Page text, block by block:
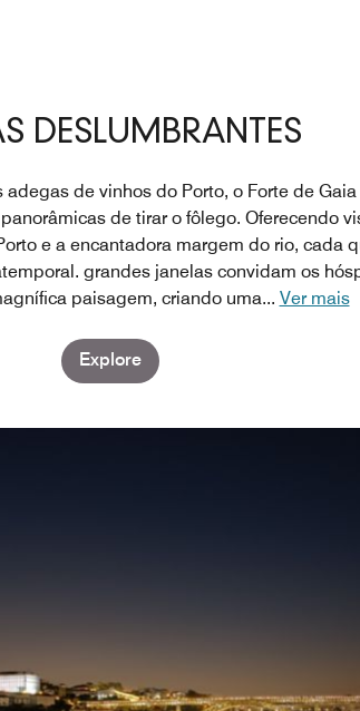
DESLUMBRANTES
de vinhos do Porto, o Forte de
de tirar o fôlego. Oferecendo
e a encantadora margem do rio, cada
grandes janelas convidam os
paisagem, criando uma... Ver mais
Explore